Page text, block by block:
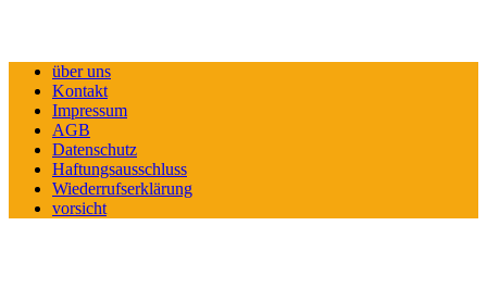
über uns
Kontakt
Impressum
AGB
Datenschutz
Haftungsausschluss
Wiederrufserklärung
vorsicht